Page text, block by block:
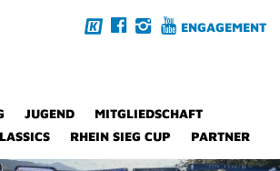
ENGAGEMENT
JUGEND
MITGLIEDSCHAFT
RHEIN SIEG CUP PARTNER